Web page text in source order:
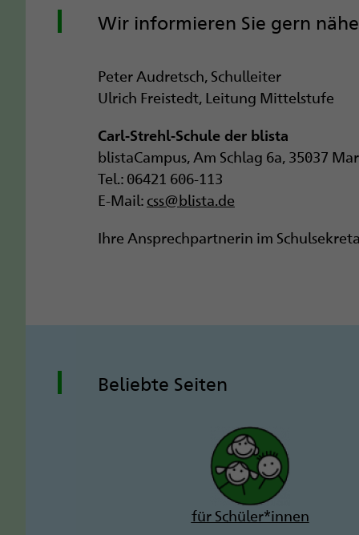
Wir informieren Sie gern
Peter Audretsch, Schulleiter
Ulrich Freistedt, Leitung Mittelstufe
Carl-Strehl-Schule der blista
blistaCampus, Am Schlag 6a, 35037
Tel.: 06421 606-113
E-Mail: css@blista.de
Ihre Ansprechpartnerin im
Beliebte Seiten
für Schüler*innen